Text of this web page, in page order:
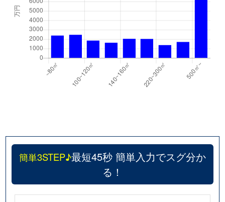
簡単3STEP♪最短45秒 簡単入力でスグ分か
る！